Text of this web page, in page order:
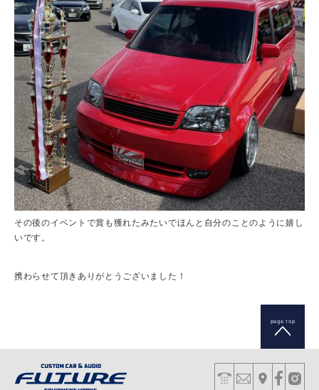
その後のイベントで賞も獲れたみたいでほんと自分のことのように嬉し
いです。
携わらせて頂きありがとうございました！
page top